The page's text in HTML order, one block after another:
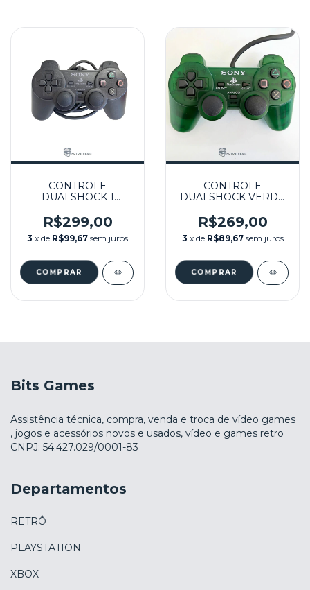
CONTROLE
DUALSHOCK 1
SEMINOVO - PS1
R$299,00
3 x de R$99,67 sem juros
CONTROLE
DUALSHOCK VERDE
SEMINOVO - PS1
R$269,00
3 x de R$89,67 sem juros
Bits Games
Assistência técnica, compra, venda e troca de vídeo games
, jogos e acessórios novos e usados, vídeo e games retro
CNPJ: 54.427.029/0001-83
Departamentos
RETRÔ
PLAYSTATION
XBOX